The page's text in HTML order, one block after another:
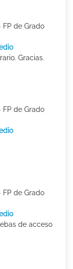
FP de Grado
Gracias.
FP de Grado
FP de Grado
de acceso